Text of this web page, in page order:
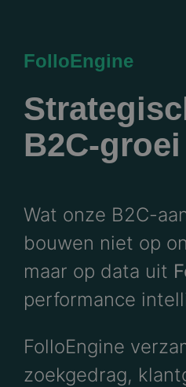
FolloEngine
B2C-groei
Wat onze B2C-
bouwen niet op
maar op data uit
performance
FolloEngine
zoekgedrag,